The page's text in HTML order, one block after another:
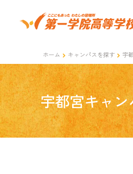
ホーム キャンパスを探す 宇
宇都宮キャ